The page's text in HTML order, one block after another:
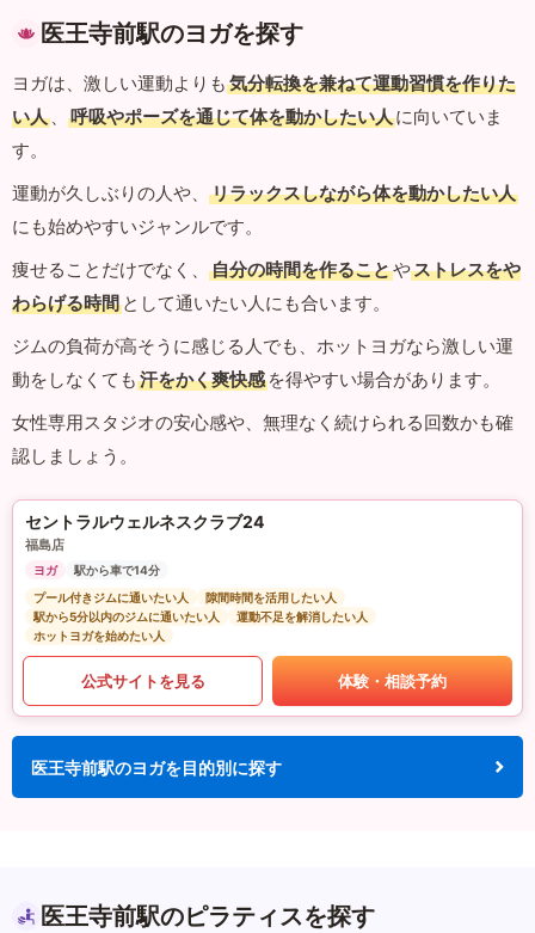
医王寺前駅のヨガを探す
ヨガは、激しい運動よりも 気分転換を兼ねて運動習慣を作りた
い人 、 呼吸やポーズを通じて体を動かしたい人に向いていま
す。
運動が久しぶりの人や、
リラックスしながら体を動かしたい人
にも始めやすいジャンルです。
痩せることだけでなく、
自分の時間を作ることやストレスをや
わらげる時間 として通いたい人にも合います。
ジムの負荷が高そうに感じる人でも、ホットヨガなら激しい運
動をしなくても 汗をかく爽快感 を得やすい場合があります。
女性専用スタジオの安心感や、無理なく続けられる回数かも確
認しましょう。
セントラルウェルネスクラブ24
福島店
ヨガ
駅から車で14分
プール付きジムに通いたい人
隙間時間を活用したい人
駅から5分以内のジムに通いたい人
運動不足を解消したい人
ホットヨガを始めたい人
公式サイトを見る 体験・相談予約
医王寺前駅のヨガを目的別に探す
医王寺前駅のピラティスを探す